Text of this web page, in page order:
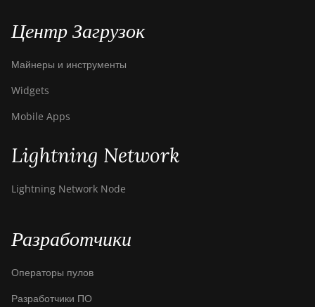
Центр Загрузок
Майнеры и инструменты
Widgets
Mobile Apps
Lightning Network
Lightning Network Node
Разработчики
Операторы пулов
Разработчики ПО